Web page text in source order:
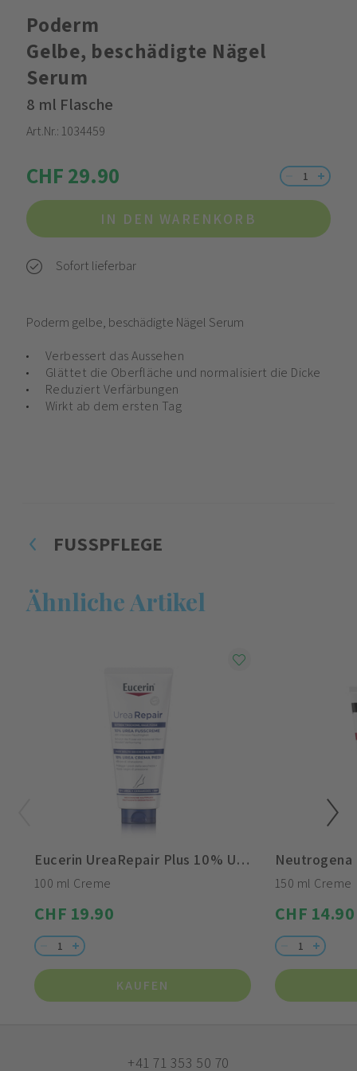
Poderm
Gelbe, beschädigte Nägel
Serum
8 ml Flasche
Art.Nr.: 1034459
CHF 29.90
IN DEN WARENKORB
Sofort lieferbar
Poderm gelbe, beschädigte Nägel Serum
Verbessert das Aussehen
Glättet die Oberfläche und normalisiert die Dicke
Reduziert Verfärbungen
Wirkt ab dem ersten Tag
FUSSPFLEGE
Ähnliche Artikel
Eucerin UreaRepair Plus 10% Urea Fusscreme
100 ml Creme
CHF 19.90
KAUFEN
150 ml Creme
CHF 14.90
+41 71 353 50 70